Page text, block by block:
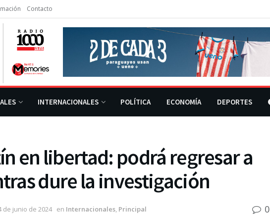
Contacto
INTERNACIONALES POLÍTICA ECONOMÍA DEPORTES
en libertad: podrá regresar a
dure la investigación
de junio de 2024 en Internacionales, Principal 0